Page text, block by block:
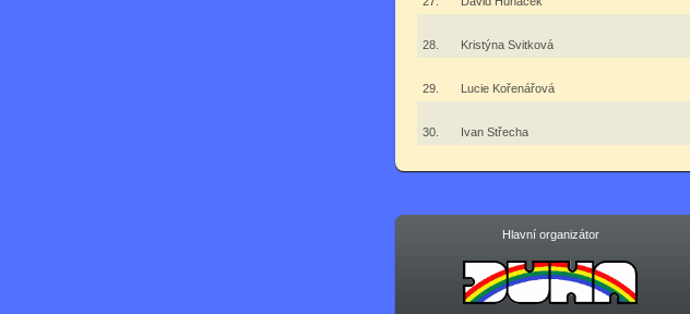
28. Kristýna Svitková
29. Lucie Kořenářová
30. Ivan Střecha
Hlavní organizátor